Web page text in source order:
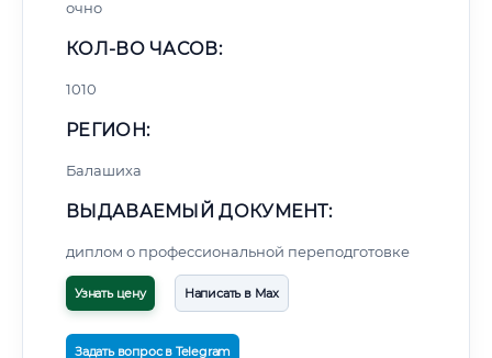
очно
КОЛ-ВО ЧАСОВ:
1010
РЕГИОН:
Балашиха
ВЫДАВАЕМЫЙ ДОКУМЕНТ:
диплом о профессиональной переподготовке
Узнать цену Написать в Max
Задать вопрос в Telegram